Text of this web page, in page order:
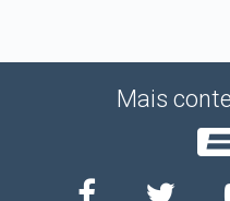
Mais